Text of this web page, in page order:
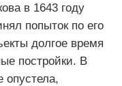
в 1643 году
попыток по его
долгое время
постройки. В
опустела,